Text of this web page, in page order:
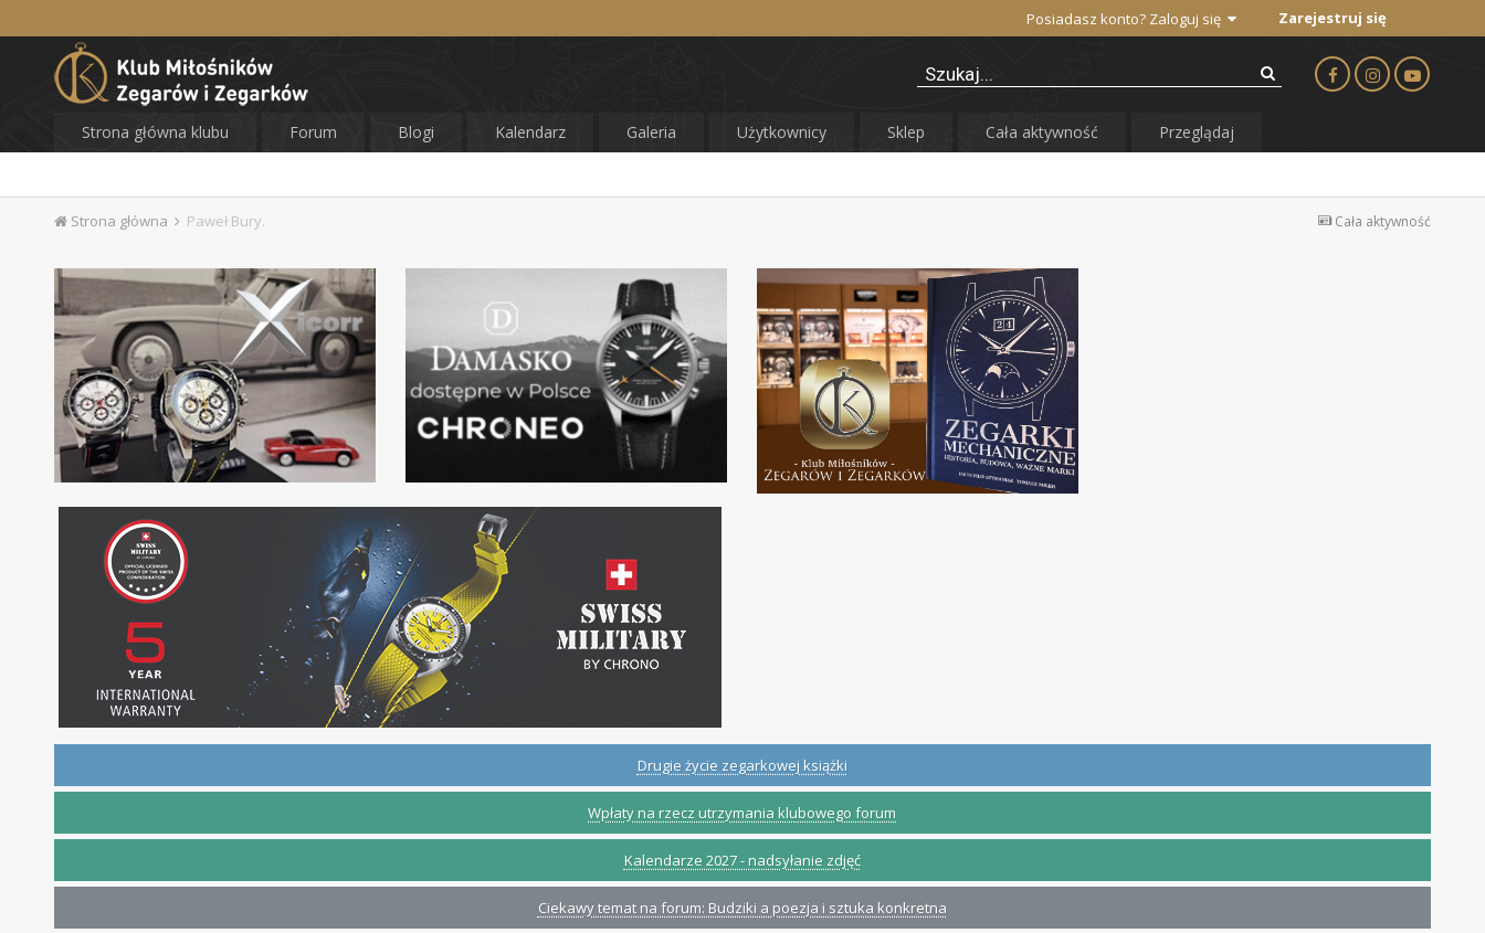
Posiadasz konto? Zaloguj się Zarejestruj się
Strona główna klubu Forum Blogi Kalendarz Galeria Użytkownicy Sklep Cała aktywność Przeglądaj
Cała aktywność
Strona główna Paweł Bury.
Drugie życie zegarkowej książki
Wpłaty na rzecz utrzymania klubowego forum
Kalendarze 2027 - nadsyłanie zdjęć
Ciekawy temat na forum: Budziki a poezja i sztuka konkretna